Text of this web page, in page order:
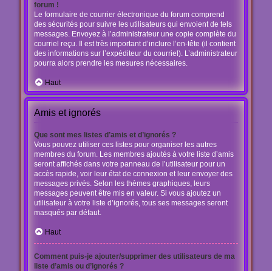
forum !
Le formulaire de courrier électronique du forum comprend
des sécurités pour suivre les utilisateurs qui envoient de tels
messages. Envoyez à l’administrateur une copie complète du
courriel reçu. Il est très important d’inclure l’en-tête (il contient
des informations sur l’expéditeur du courriel). L’administrateur
pourra alors prendre les mesures nécessaires.
Haut
Amis et ignorés
Que sont mes listes d’amis et d’ignorés ?
Vous pouvez utiliser ces listes pour organiser les autres
membres du forum. Les membres ajoutés à votre liste d’amis
seront affichés dans votre panneau de l’utilisateur pour un
accès rapide, voir leur état de connexion et leur envoyer des
messages privés. Selon les thèmes graphiques, leurs
messages peuvent être mis en valeur. Si vous ajoutez un
utilisateur à votre liste d’ignorés, tous ses messages seront
masqués par défaut.
Haut
Comment puis-je ajouter/supprimer des utilisateurs de ma
liste d’amis ou d’ignorés ?